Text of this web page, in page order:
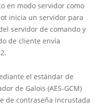
en modo servidor como
inicia un servidor para
servidor de comando y
de cliente envía
el estándar de
de Galois (AES-GCM)
de contraseña incrustada